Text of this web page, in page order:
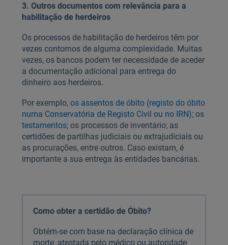
3. Outros documentos com relevância para a
habilitação de herdeiros
Os processos de habilitação de herdeiros têm por
vezes contornos de alguma complexidade. Muitas
vezes, os bancos podem ter necessidade de aceder
a documentação adicional para entrega do
dinheiro aos herdeiros.
Por exemplo, os assentos de óbito (registo do óbito
numa Conservatória de Registo Civil ou no IRN); os
testamentos; os processos de inventário; as
certidões de partilhas judiciais ou extrajudiciais ou
as procurações, entre outros. Caso existam, é
importante a sua entrega às entidades bancárias.
Como obter a certidão de Óbito?
Obtém-se com base na declaração clínica de
morte, atestada pelo médico ou autoridade